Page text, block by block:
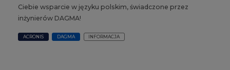
Ciebie wsparcie w języku polskim, świadczone przez
inżynierów DAGMA!
ACRONIS DAGMA INFORMACJA